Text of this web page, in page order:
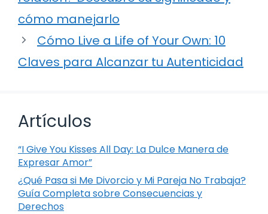
cómo manejarlo
Cómo Live a Life of Your Own: 10
Claves para Alcanzar tu Autenticidad
Artículos
“I Give You Kisses All Day: La Dulce Manera de
Expresar Amor”
¿Qué Pasa si Me Divorcio y Mi Pareja No Trabaja?
Guía Completa sobre Consecuencias y
Derechos